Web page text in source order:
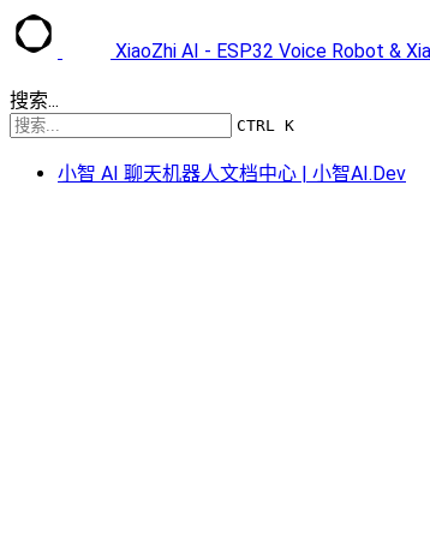
XiaoZhi AI - ESP32 Voice Robot &
搜索...
CTRL K
小智 AI 聊天机器人文档中心 | 小智AI.Dev